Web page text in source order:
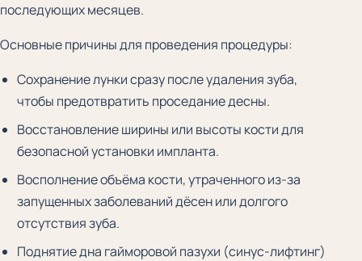
последующих месяцев.
Основные причины для проведения процедуры:
Сохранение лунки сразу после удаления зуба,
чтобы предотвратить проседание десны.
Восстановление ширины или высоты кости для
безопасной установки импланта.
Восполнение объёма кости, утраченного из-за
запущенных заболеваний дёсен или долгого
отсутствия зуба.
Поднятие дна гайморовой пазухи (синус-лифтинг)